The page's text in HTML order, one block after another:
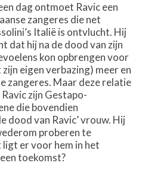
dag ontmoet Ravic een
zangeres die net
Italië is ontvlucht. Hij
dat hij na de dood van zijn
kon opbrengen voor
eigen verbazing) meer en
zangeres. Maar deze relatie
zijn Gestapo-
die bovendien
van Ravic’ vrouw. Hij
proberen te
er voor hem in het
toekomst?